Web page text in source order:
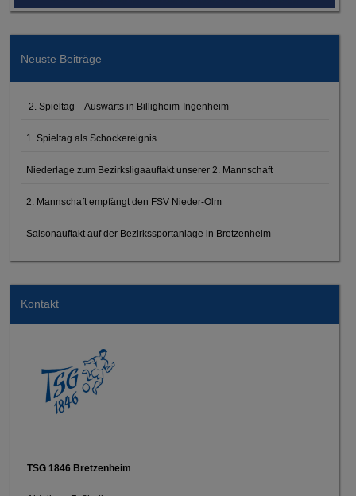
Neuste Beiträge
2. Spieltag – Auswärts in Billigheim-Ingenheim
1. Spieltag als Schockereignis
Niederlage zum Bezirksligaauftakt unserer 2. Mannschaft
2. Mannschaft empfängt den FSV Nieder-Olm
Saisonauftakt auf der Bezirkssportanlage in Bretzenheim
Kontakt
TSG 1846 Bretzenheim